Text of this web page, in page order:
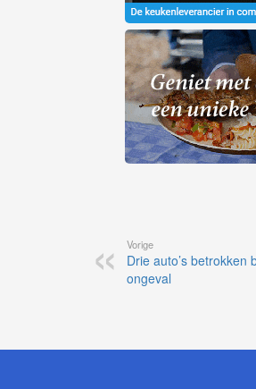
Vorige
Drie auto’s betrokken
ongeval